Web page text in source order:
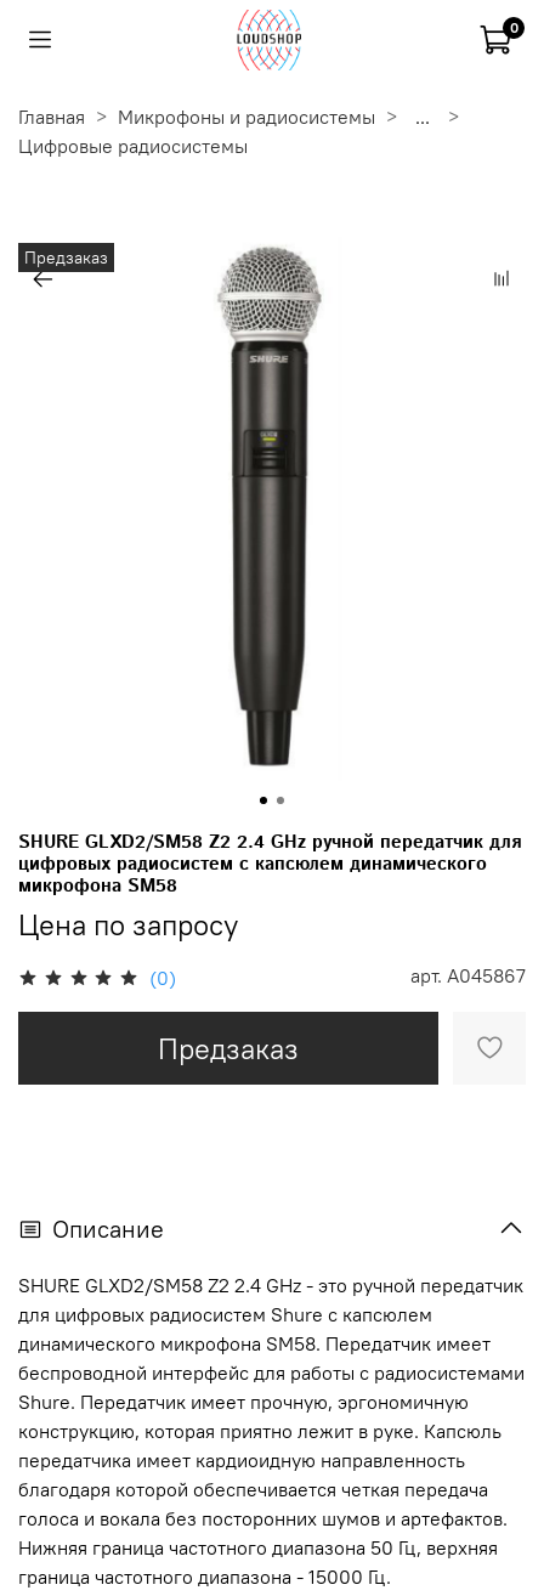
0
Главная Микрофоны и радиосистемы
...
Цифровые радиосистемы
Предзаказ
(0) арт. A045867
SHURE GLXD2/SM58 Z2 2.4 GHz ручной передатчик для
цифровых радиосистем с капсюлем динамического
микрофона SM58
Цена по запросу
Предзаказ
Описание
SHURE GLXD2/SM58 Z2 2.4 GHz - это ручной передатчик
для цифровых радиосистем Shure с капсюлем
динамического микрофона SM58. Передатчик имеет
беспроводной интерфейс для работы с радиосистемами
Shure. Передатчик имеет прочную, эргономичную
конструкцию, которая приятно лежит в руке. Капсюль
передатчика имеет кардиоидную направленность
благодаря которой обеспечивается четкая передача
голоса и вокала без посторонних шумов и артефактов.
Нижняя граница частотного диапазона 50 Гц, верхняя
граница частотного диапазона - 15000 Гц.